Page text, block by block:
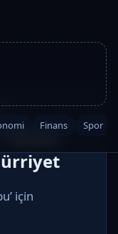
Finans Spor
için